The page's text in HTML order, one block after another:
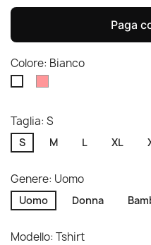
Colore: Bianco
Taglia: S
S M L XL
Genere: Uomo
Uomo Donna
Modello: Tshirt